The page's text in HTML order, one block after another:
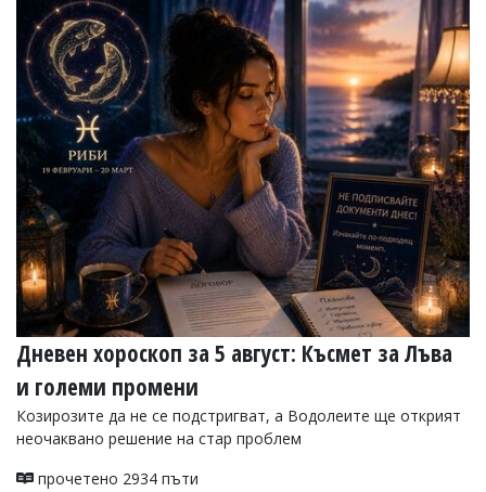
Дневен хороскоп за 5 август: Късмет за Лъва
и големи промени
Козирозите да не се подстригват, а Водолеите ще открият
неочаквано решение на стар проблем
прочетено 2934 пъти